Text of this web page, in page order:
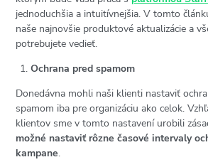
jednoduchšia a intuitívnejšia. V tomto
naše najnovšie produktové aktualizácie a
potrebujete vedieť.
Ochrana pred spamom
Donedávna mohli naši klienti nastaviť
spamom iba pre organizáciu ako celok.
klientov sme v tomto nastavení urobili
možné nastaviť rôzne časové intervaly
kampane.